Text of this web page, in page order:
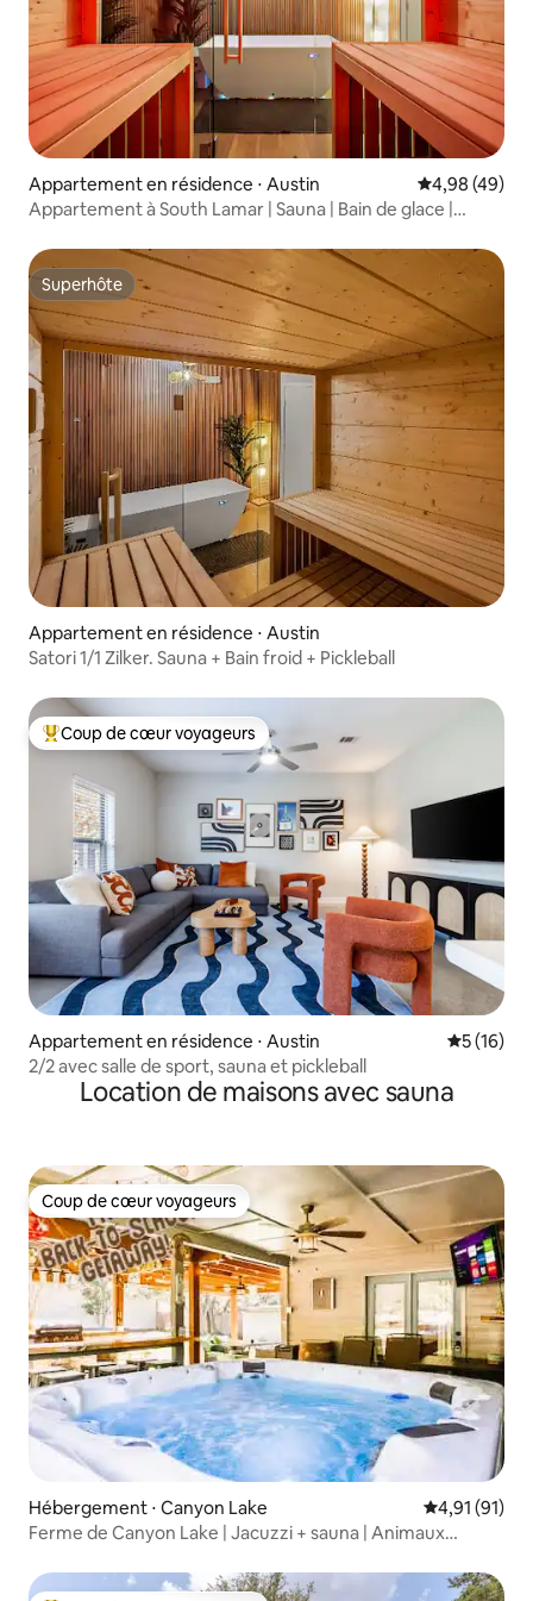
Appartement en résidence ⋅ Austin Évaluation
4,98 (49)
Appartement à South Lamar | Sauna | Bain de glace |
Superhôte
Superhôte
Appartement en résidence ⋅ Austin
Satori 1/1 Zilker. Sauna + Bain froid + Pickleball
Coups de cœur voyageurs les plus appréciés
Coup de cœur voyageurs
Appartement en résidence ⋅ Austin
5 (16)
2/2 avec salle de sport, sauna et pickleball
Location de maisons avec sauna
Coup de cœur voyageurs
Coup de cœur voyageurs
Hébergement ⋅ Canyon Lake Évaluation
4,91 (91)
Ferme de Canyon Lake | Jacuzzi + sauna | Animaux